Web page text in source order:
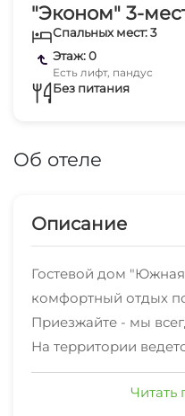
"Эконом" 3-
Спальных мест: 3
Этаж: 0
Есть лифт, пандус
Без питания
Об отеле
Описание
Гостевой дом
комфортный отдых
Приезжайте - мы
На территории
Мы находимся на
берегу
Читать